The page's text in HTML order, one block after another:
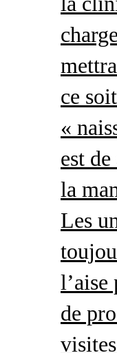
ce
«
est
la
Les
l’aise
de